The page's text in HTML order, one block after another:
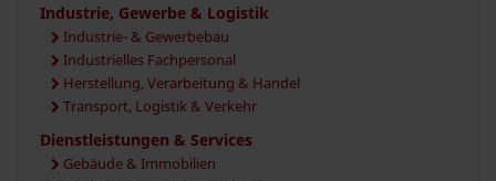
Industrie, Gewerbe & Logistik
Industrie- & Gewerbebau
Industrielles Fachpersonal
Herstellung, Verarbeitung & Handel
Transport, Logistik & Verkehr
Dienstleistungen & Services
Gebäude & Immobilien